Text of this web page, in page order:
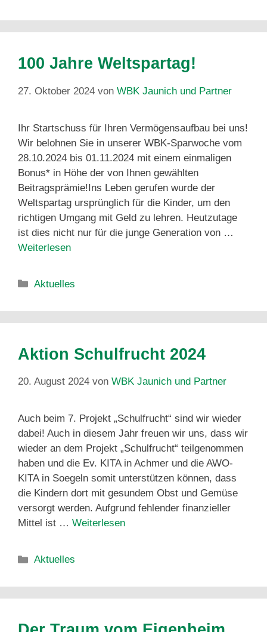
100 Jahre Weltspartag!
27. Oktober 2024 von WBK Jaunich und Partner
Ihr Startschuss für Ihren Vermögensaufbau bei uns!
Wir belohnen Sie in unserer WBK-Sparwoche vom
28.10.2024 bis 01.11.2024 mit einem einmaligen
Bonus* in Höhe der von Ihnen gewählten
Beitragsprämie!Ins Leben gerufen wurde der
Weltspartag ursprünglich für die Kinder, um den
richtigen Umgang mit Geld zu lehren. Heutzutage
ist dies nicht nur für die junge Generation von …
Weiterlesen
Aktuelles
Aktion Schulfrucht 2024
20. August 2024 von WBK Jaunich und Partner
Auch beim 7. Projekt „Schulfrucht“ sind wir wieder
dabei! Auch in diesem Jahr freuen wir uns, dass wir
wieder an dem Projekt „Schulfrucht“ teilgenommen
haben und die Ev. KITA in Achmer und die AWO-
KITA in Soegeln somit unterstützen können, dass
die Kindern dort mit gesundem Obst und Gemüse
versorgt werden. Aufgrund fehlender finanzieller
Mittel ist … Weiterlesen
Aktuelles